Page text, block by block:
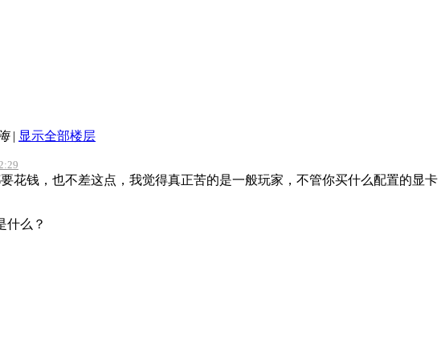
| 显示全部楼层
花钱，也不差这点，我觉得真正苦的是一般玩家，不管你买什么配置的显卡
什么？